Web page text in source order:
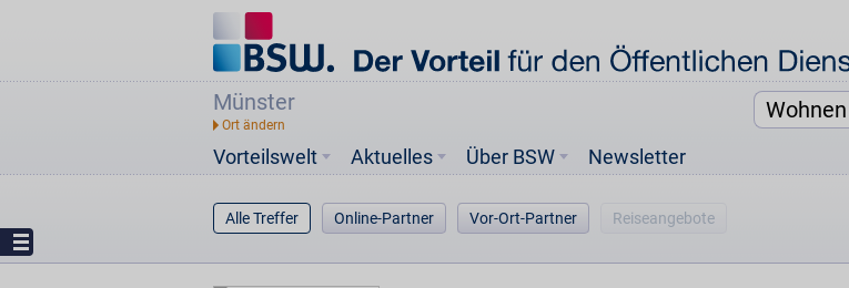
Münster
Vorteilswelt Aktuelles Über BSW Newsletter
Alle Treffer Online-Partner Vor-Ort-Partner Reiseangebote